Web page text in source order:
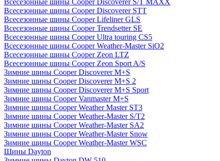
Всесезонные шины Cooper Discoverer S/T MAXX
Всесезонные шины Cooper Discoverer STT
Всесезонные шины Cooper Lifeliner GLS
Всесезонные шины Cooper Trendsetter SE
Всесезонные шины Cooper Ultra touring CS5
Всесезонные шины Cooper Weather-Master SiO2
Всесезонные шины Cooper Zeon LTZ
Всесезонные шины Cooper Zeon Sport A/S
Зимние шины Cooper Discoverer M+S
Зимние шины Cooper Discoverer M+S 2
Зимние шины Cooper Discoverer M+S Sport
Зимние шины Cooper Vanmaster M+S
Зимние шины Cooper Weather Master ST3
Зимние шины Cooper Weather-Master S/T2
Зимние шины Cooper Weather-Master SA2
Зимние шины Cooper Weather-Master Snow
Зимние шины Cooper Weather-Master WSC
Шины Dayton